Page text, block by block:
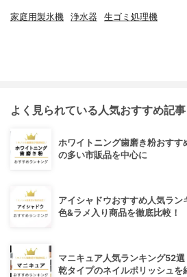
家庭用製氷機 浄水器 生ゴミ処理機
よく見られている人気おすすめ記事
ホワイトニング歯磨き粉おすす
の多い市販品を中心に
アイシャドウおすすめ人気ラ
色&ラメ入り商品を徹底比較！
マニキュア人気ランキング52
乾タイプのネイルポリッシュを